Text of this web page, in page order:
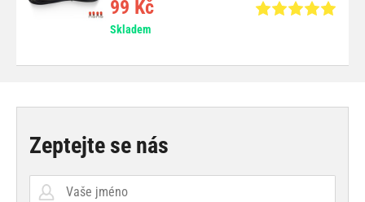
99 Kč
Skladem
Zeptejte se nás